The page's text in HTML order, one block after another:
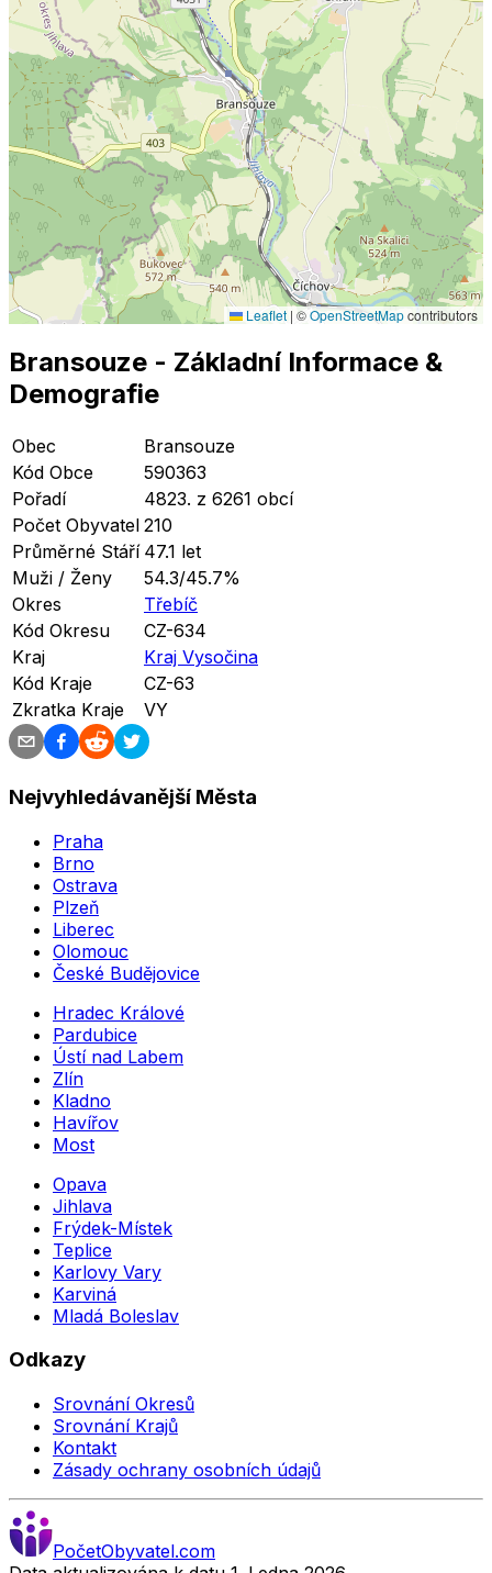
Leaflet | ©OpenStreetMapcontributors
Bransouze - Základní Informace &
Demografie
Obec
Bransouze
Kód Obce
590363
Pořadí
4823. z 6261 obcí
Počet Obyvatel 210
Průměrné Stáří 47.1 let
Muži / Ženy
54.3/45.7%
Okres
Třebíč
Kód Okresu
CZ-634
Kraj
Kraj Vysočina
Kód Kraje
CZ-63
Zkratka Kraje
VY
Nejvyhledávanější Města
Praha
Brno
Ostrava
Plzeň
Liberec
Olomouc
České Budějovice
Hradec Králové
Pardubice
Ústí nad Labem
Zlín
Kladno
Havířov
Most
Opava
Jihlava
Frýdek-Místek
Teplice
Karlovy Vary
Karviná
Mladá Boleslav
Odkazy
Srovnání Okresů
Srovnání Krajů
Kontakt
Zásady ochrany osobních údajů
PočetObyvatel.com